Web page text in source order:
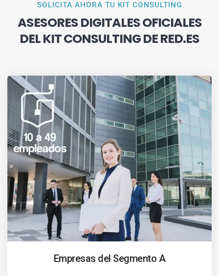
SOLICITA AHORA TU KIT CONSULTING
ASESORES DIGITALES OFICIALES
DEL KIT CONSULTING DE RED.ES
Empresas del Segmento A